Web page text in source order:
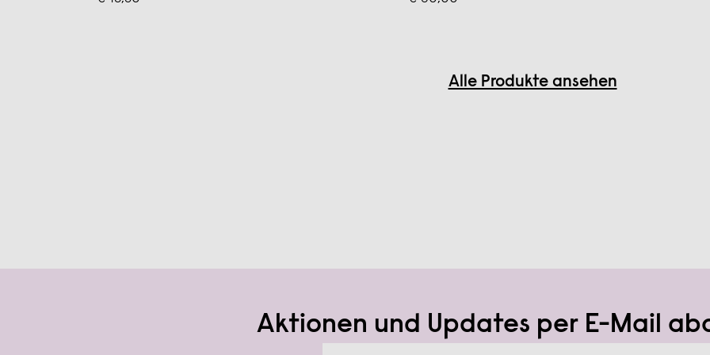
Alle Produkte ansehen
Aktionen und Updates per E-Mail